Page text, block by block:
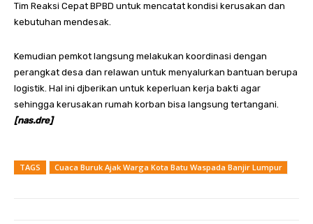
Tim Reaksi Cepat BPBD untuk mencatat kondisi kerusakan dan
kebutuhan mendesak.
Kemudian pemkot langsung melakukan koordinasi dengan
perangkat desa dan relawan untuk menyalurkan bantuan berupa
logistik. Hal ini djberikan untuk keperluan kerja bakti agar
sehingga kerusakan rumah korban bisa langsung tertangani.
[nas.dre]
TAGS Cuaca Buruk Ajak Warga Kota Batu Waspada Banjir Lumpur